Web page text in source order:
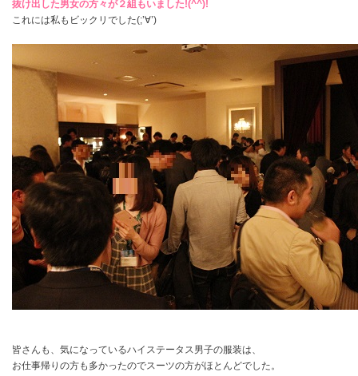
抜け出した男女の方々が２組もいました!(^^)!
これには私もビックリでした(;’∀’)
皆さんも、気になっているハイステータス男子の服装は、
お仕事帰りの方も多かったのでスーツの方がほとんどでした。